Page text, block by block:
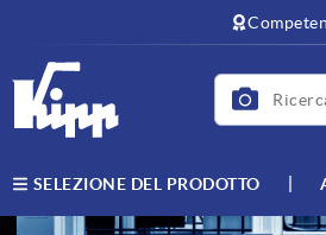
SELEZIONE DEL PRODOTTO